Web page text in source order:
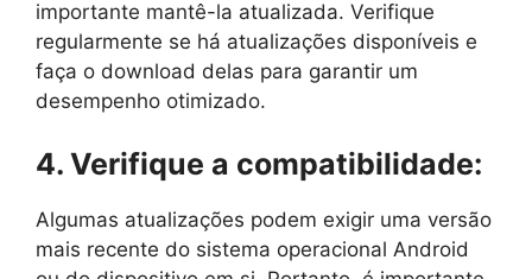
importante mantê-la atualizada. Verifique
regularmente se há atualizações disponíveis e
faça o download delas para garantir um
desempenho otimizado.
4. Verifique a compatibilidade:
Algumas atualizações podem exigir uma versão
mais recente do sistema operacional Android